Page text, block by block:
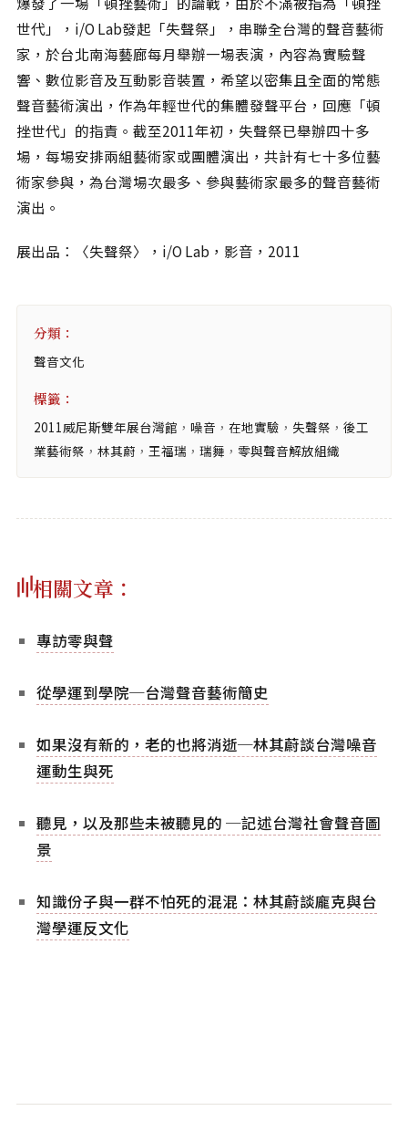
世代」，i/O Lab發起「失聲祭」，串聯全台灣的聲音藝術
家，於台北南海藝廊每月舉辦一場表演，內容為實驗聲
響、數位影音及互動影音裝置，希望以密集且全面的常態
聲音藝術演出，作為年輕世代的集體發聲平台，回應「頓
挫世代」的指責。截至2011年初，失聲祭已舉辦四十多
場，每場安排兩組藝術家或團體演出，共計有七十多位藝
術家參與，為台灣場次最多、參與藝術家最多的聲音藝術
演出。
展出品：〈失聲祭〉，i/O Lab，影音，2011
分類：
聲音文化
標籤：
2011威尼斯雙年展台灣館 ， 噪音 ， 在地實驗 ， 失聲祭 ， 後工
業藝術祭 ， 林其蔚 ， 王福瑞 ， 瑞舞 ， 零與聲音解放組織
相關文章：
專訪零與聲
從學運到學院─台灣聲音藝術簡史
如果沒有新的，老的也將消逝─林其蔚談台灣噪音
運動生與死
聽見，以及那些未被聽見的 ─記述台灣社會聲音圖
景
知識份子與一群不怕死的混混：林其蔚談龐克與台
灣學運反文化